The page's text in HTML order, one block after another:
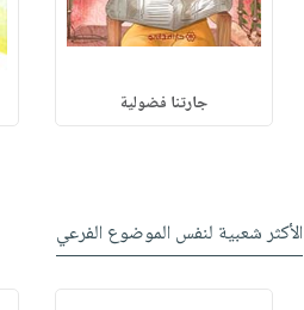
جارتنا فضولية
الأكثر شعبية لنفس الموضوع الفرعي